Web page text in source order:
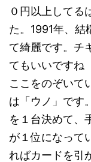
０円以上してる
た。1991年、結
て綺麗です。チ
てもいいですね
ここをのぞいて
は「ウノ」です
を１台決めて、
が１位になって
ればカードを引